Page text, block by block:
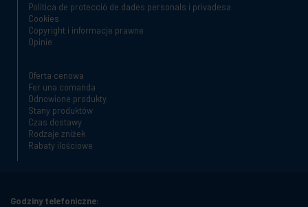
Política de protecció de dades personals i privadesa
Cookies
Copyright i informacje prawne
Opinie
Oferta cenowa
Fer una comanda
Odnowione produkty
Stany produktów
Czas dostawy
Rodzaje zniżek
Rabaty ilościowe
Godziny telefoniczne: